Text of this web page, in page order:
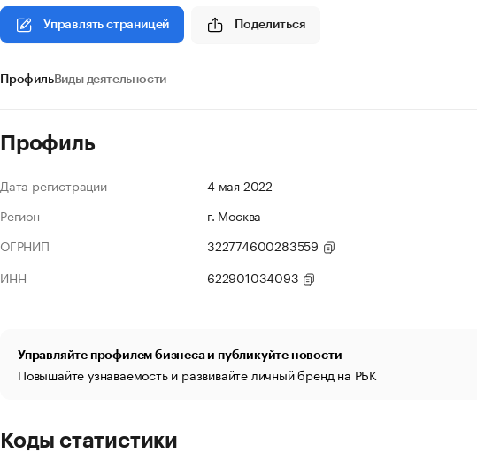
Управлять страницей Поделиться
ПрофильВиды деятельности
Профиль
Дата регистрации
4 мая 2022
Регион
г. Москва
ОГРНИП
322774600283559
ИНН
622901034093
Управляйте профилем бизнеса и публикуйте новости
Повышайте узнаваемость и развивайте личный бренд на РБК
Коды статистики